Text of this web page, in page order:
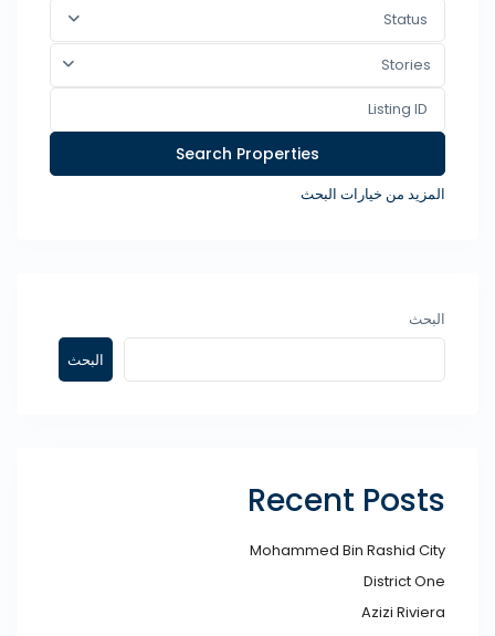
Status
Stories
المزيد من خيارات البحث
البحث
البحث
Recent Posts
Mohammed Bin Rashid City​
District One
Azizi Riviera